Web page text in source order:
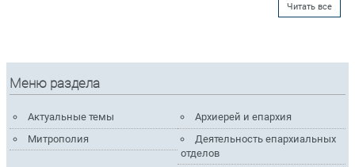
Читать все
Меню раздела
Актуальные темы
Архиерей и епархия
Митрополия
Деятельность епархиальных
отделов